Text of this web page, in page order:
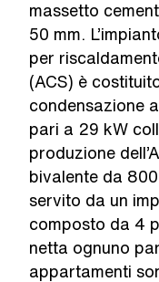
massetto
50 mm.
per
(ACS) è
condensazione
pari a 29 kW
produzione
bivalente da
servito da un
composto da 4
netta ognuno
appartamenti